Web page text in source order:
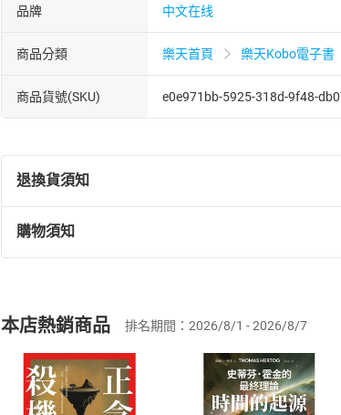
品牌 中文在线
商品分類 樂天首頁 樂天Kobo電子書
商品貨號(SKU) e0e971bb-5925-318d-9f48-
退換貨須知
退換貨規定：
(一)依消費者保護法第19條第1項後段暨通訊
(二)消費者訂購本店鋪之商品即代表知悉本
且已下載/存取電子書，不得請求退貨退款。
退貨方式：您欲取消訂單或辦理退貨時，請登
貨」，本店鋪將依您的申請進行審核，待審核
購物須知
挑選商品
Choose
放入購物車
Shopping cart
本店熱銷商品 排名期間：2026/8/1 - 2026/8/7